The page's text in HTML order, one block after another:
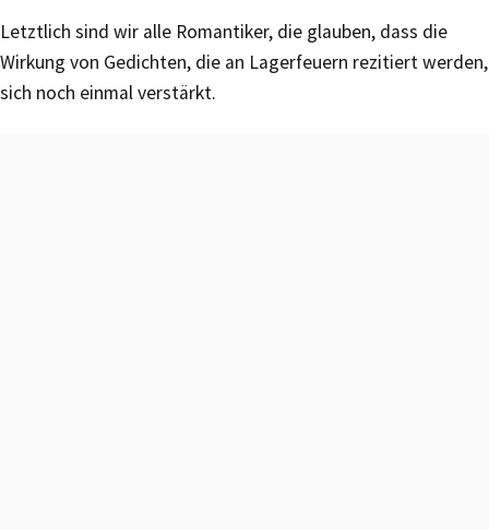
Letztlich sind wir alle Romantiker, die glauben, dass die
Wirkung von Gedichten, die an Lagerfeuern rezitiert werden,
sich noch einmal verstärkt.